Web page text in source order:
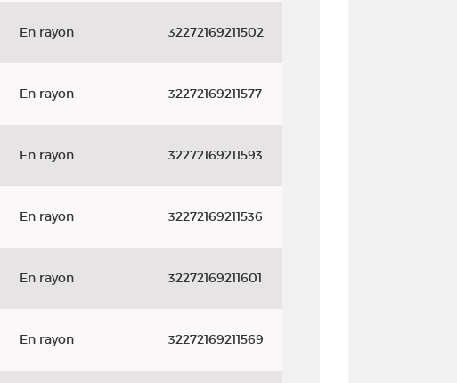
En rayon 32272169211502
En rayon 32272169211577
En rayon 32272169211593
En rayon 32272169211536
En rayon 32272169211601
En rayon 32272169211569